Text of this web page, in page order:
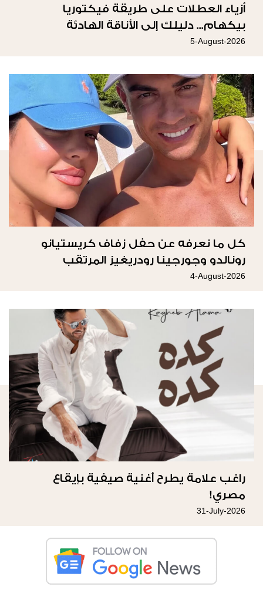
أزياء العطلات على طريقة فيكتوريا
بيكهام... دليلك إلى الأناقة الهادئة
5-August-2026
كل ما نعرفه عن حفل زفاف كريستيانو
رونالدو وجورجينا رودريغيز المرتقب
4-August-2026
راغب علامة يطرح أغنية صيفية بإيقاع
مصري!
31-July-2026